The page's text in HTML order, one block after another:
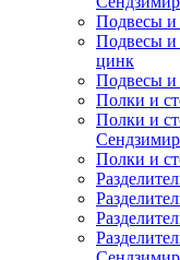
Подвесы и
Подвесы и
цинк
Подвесы и
Полки и
Полки и
Полки и